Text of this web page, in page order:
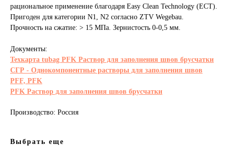
рациональное применение благодаря Easy Clean Technology (ECT).
Пригоден для категории N1, N2 согласно ZTV Wegebau.
Прочность на сжатие: > 15 МПа. Зернистость 0-0,5 мм.
Документы:
Техкарта tubag PFK Раствор для заполнения швов брусчатки
СГР - Однокомпонентные растворы для заполнения швов
PFF, PFK
PFK Раствор для заполнения швов брусчатки
Производство: Россия
Выбрать еще